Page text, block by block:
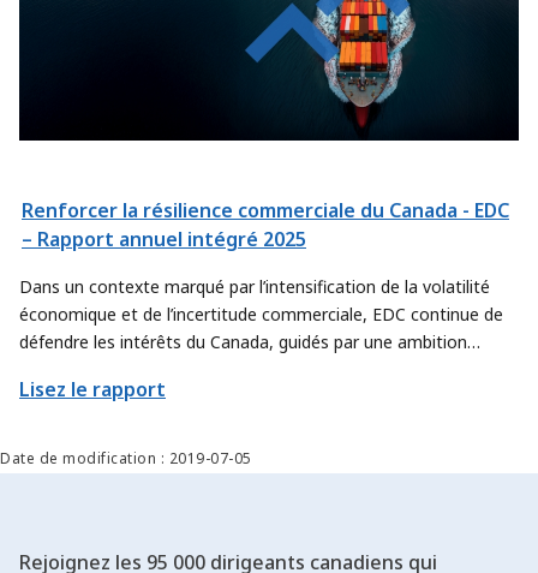
Renforcer la résilience commerciale du Canada - EDC
– Rapport annuel intégré 2025
Dans un contexte marqué par l’intensification de la volatilité
économique et de l’incertitude commerciale, EDC continue de
défendre les intérêts du Canada, guidés par une ambition
encore davantage à l’atteinte des objectifs commerciaux
exportateurs et les secteurs canadiens à déployer leur offre à
plus grande échelle et à percer de nouveaux marchés.
Lisez le rapport
Date de modification : 2019-07-05
Rejoignez les 95 000 dirigeants canadiens qui